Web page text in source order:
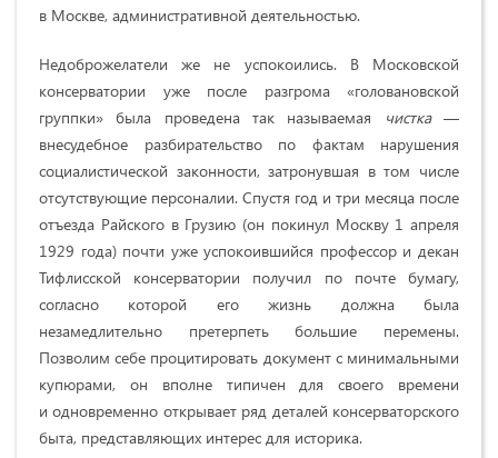
в Москве, административной деятельностью.
Недоброжелатели же не успокоились. В Московской
консерватории уже после разгрома «головановской
группки» была проведена так называемая
чистка—
внесудебное разбирательство по фактам нарушения
социалистической законности, затронувшая в том числе
отсутствующие персоналии. Спустя год и три месяца после
отъезда Райского в Грузию (он покинул Москву 1 апреля
1929 года) почти уже успокоившийся профессор и декан
Тифлисской консерватории получил по почте бумагу,
согласно которой его жизнь должна была
незамедлительно претерпеть большие перемены.
Позволим себе процитировать документ с минимальными
купюрами, он вполне типичен для своего времени
и одновременно открывает ряд деталей консерваторского
быта, представляющих интерес для историка.